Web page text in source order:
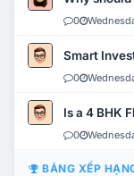
0
Smart
0
Is a 4 BHK
0
BẢNG XẾP